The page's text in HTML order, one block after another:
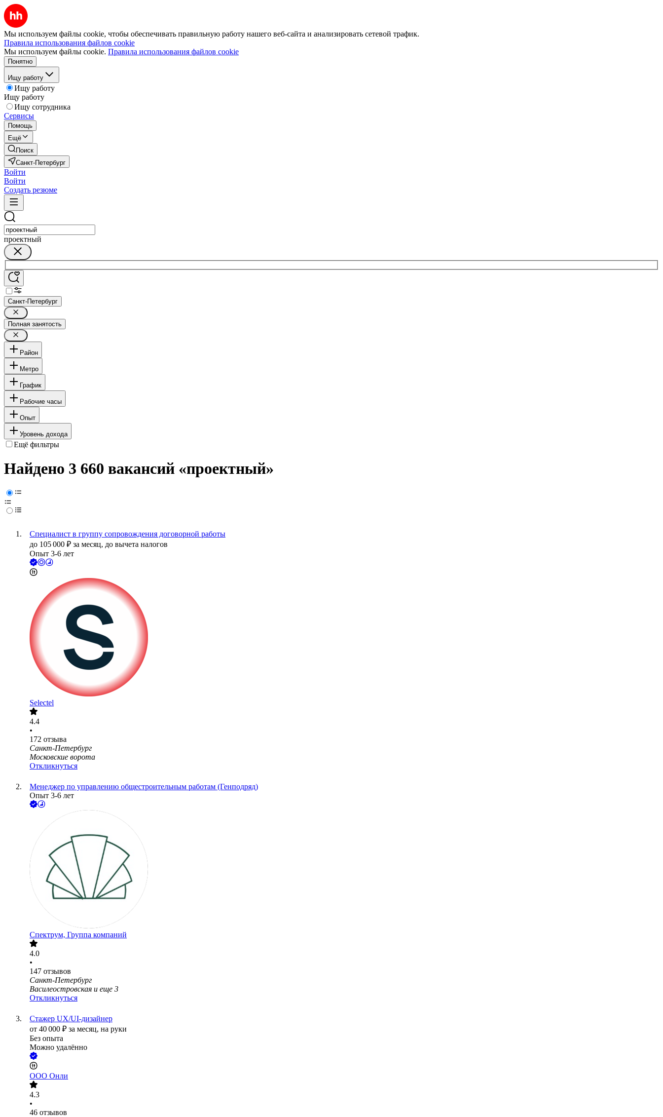
Мы используем файлы cookie, чтобы обеспечивать правильную работу нашего веб-сайта и анализировать сетевой трафик.
Правила использования файлов cookie
Мы используем файлы cookie. Правила использования файлов cookie
Понятно
Ищу работу
Ищу работу
Ищу работу
Ищу сотрудника
Сервисы
Помощь
Ещё
Поиск
Санкт-Петербург
Войти
Войти
Создать резюме
проектный
Санкт-Петербург
Полная занятость
Район
Метро
График
Рабочие часы
Опыт
Уровень дохода
Ещё фильтры
Найдено 3 660 вакансий «проектный»
Специалист в группу сопровождения договорной работы
до 105 000 ₽ за месяц, до вычета налогов
Опыт 3-6 лет
Selectel
4.4
•
172 отзыва
Санкт-Петербург
Московские ворота
Откликнуться
Менеджер по управлению общестроительным работам (Генподряд)
Опыт 3-6 лет
Спектрум, Группа компаний
4.0
•
147 отзывов
Санкт-Петербург
Василеостровская и еще 3
Откликнуться
Стажер UX/UI-дизайнер
от 40 000 ₽ за месяц, на руки
Без опыта
Можно удалённо
ООО Онли
4.3
•
46 отзывов